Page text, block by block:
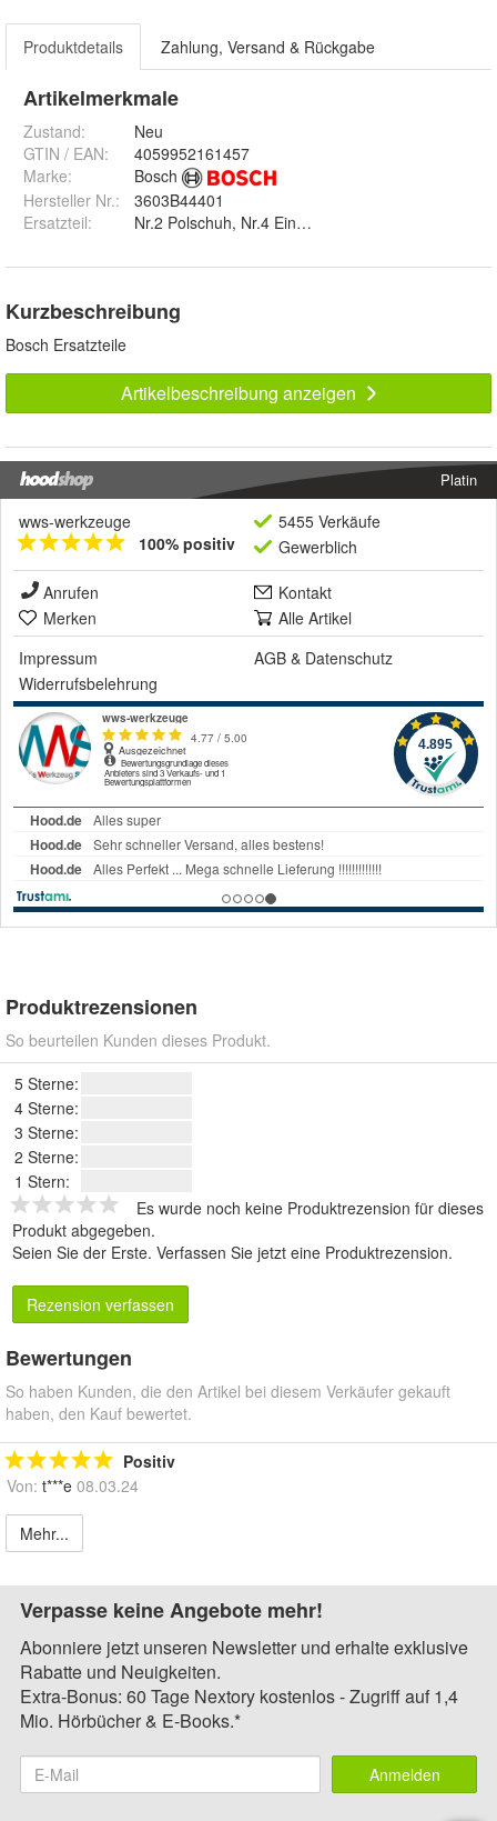
Produktdetails Zahlung, Versand & Rückgabe
Artikelmerkmale
Zustand:
Neu
GTIN / EAN:
4059952161457
Marke:
Bosch
Hersteller Nr.:
3603B44401
Ersatzteil: Nr.2 Polschuh, Nr.4 Ein/Aus-Schalter, Nr.5
Kurzbeschreibung
Bosch Ersatzteile
Artikelbeschreibung anzeigen
Platin
wws-werkzeuge
100% positiv
5455 Verkäufe
Gewerblich
Anrufen
Kontakt
Merken
Alle Artikel
Impressum
AGB & Datenschutz
Widerrufsbelehrung
Produktrezensionen
So beurteilen Kunden dieses Produkt.
5 Sterne:
4 Sterne:
3 Sterne:
2 Sterne:
1 Stern:
Es wurde noch keine Produktrezension für dieses
Produkt abgegeben.
Seien Sie der Erste. Verfassen Sie jetzt eine Produktrezension.
Rezension verfassen
Bewertungen
So haben Kunden, die den Artikel bei diesem Verkäufer gekauft
haben, den Kauf bewertet.
Positiv
Von: t***e 08.03.24
Mehr...
Verpasse keine Angebote mehr!
Abonniere jetzt unseren Newsletter und erhalte exklusive
Rabatte und Neuigkeiten.
Extra-Bonus: 60 Tage Nextory kostenlos - Zugriff auf 1,4
Mio. Hörbücher & E-Books.*
Anmelden